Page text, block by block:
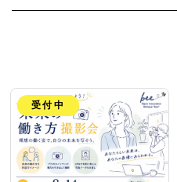
受付中